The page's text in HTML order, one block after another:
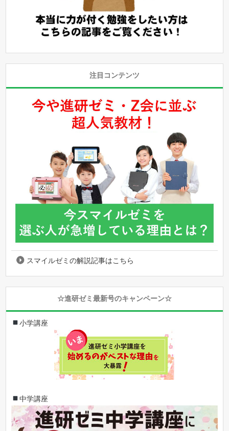
注目コンテンツ
スマイルゼミの解説記事はこちら
☆進研ゼミ最新号のキャンペーン☆
小学講座
中学講座